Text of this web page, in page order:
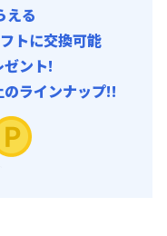
える
トに交換可能
ント!
ラインナップ!!